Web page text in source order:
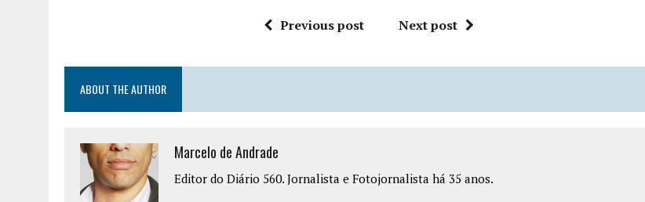
Previous post Next post
ABOUT THE AUTHOR
Marcelo de Andrade
Editor do Diário 560. Jornalista e Fotojornalista há 35 anos.